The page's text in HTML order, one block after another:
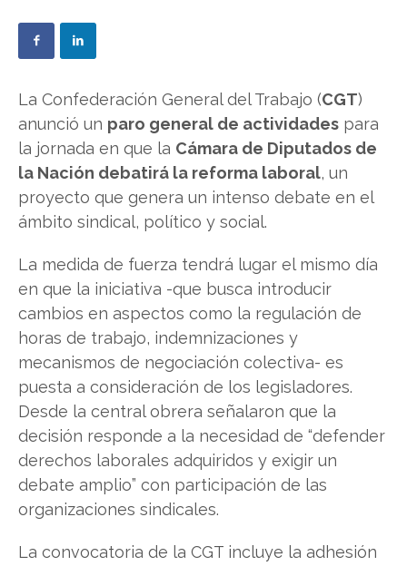
La Confederación General del Trabajo (CGT)
anunció un paro general de actividades para
la jornada en que la Cámara de Diputados de
la Nación debatirá la reforma laboral, un
proyecto que genera un intenso debate en el
ámbito sindical, político y social.
La medida de fuerza tendrá lugar el mismo día
en que la iniciativa -que busca introducir
cambios en aspectos como la regulación de
horas de trabajo, indemnizaciones y
mecanismos de negociación colectiva- es
puesta a consideración de los legisladores.
Desde la central obrera señalaron que la
decisión responde a la necesidad de “defender
derechos laborales adquiridos y exigir un
debate amplio” con participación de las
organizaciones sindicales.
La convocatoria de la CGT incluye la adhesión